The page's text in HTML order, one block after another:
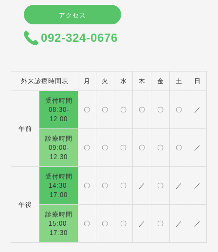
アクセス
092-324-0676
外来診療時間表 月 火 水 木 金 土 日
午前
受付時間
08:30-
12:00
〇 〇 〇 〇 〇 〇 ／
診療時間
09:00-
12:30
〇 〇 〇 〇 〇 〇 ／
午後
受付時間
14:30-
17:00
〇 〇 〇 ／ 〇 ／ ／
診療時間
15:00-
17:30
〇 〇 〇 ／ 〇 ／ ／